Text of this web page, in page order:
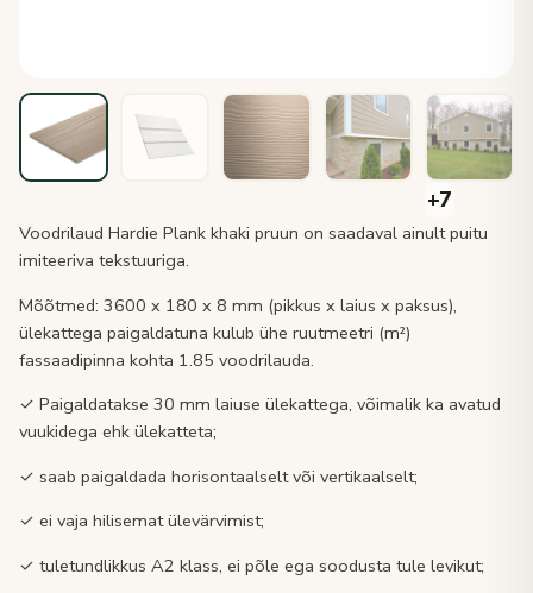
Voodrilaud Hardie Plank khaki pruun on saadaval ainult puitu
imiteeriva tekstuuriga.
Mõõtmed: 3600 x 180 x 8 mm (pikkus x laius x paksus),
ülekattega paigaldatuna kulub ühe ruutmeetri (m²)
fassaadipinna kohta 1.85 voodrilauda.
✓ Paigaldatakse 30 mm laiuse ülekattega, võimalik ka avatud
vuukidega ehk ülekatteta;
✓ saab paigaldada horisontaalselt või vertikaalselt;
✓ ei vaja hilisemat ülevärvimist;
✓ tuletundlikkus A2 klass, ei põle ega soodusta tule levikut;